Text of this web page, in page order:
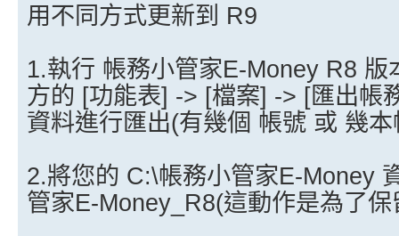
用不同方式更新到 R9
1.執行 帳務小管家E-Money R8 版
方的 [功能表] -> [檔案] -> [匯出帳
資料進行匯出(有幾個 帳號 或 幾
2.將您的 C:\帳務小管家E-Money
管家E-Money_R8(這動作是為了